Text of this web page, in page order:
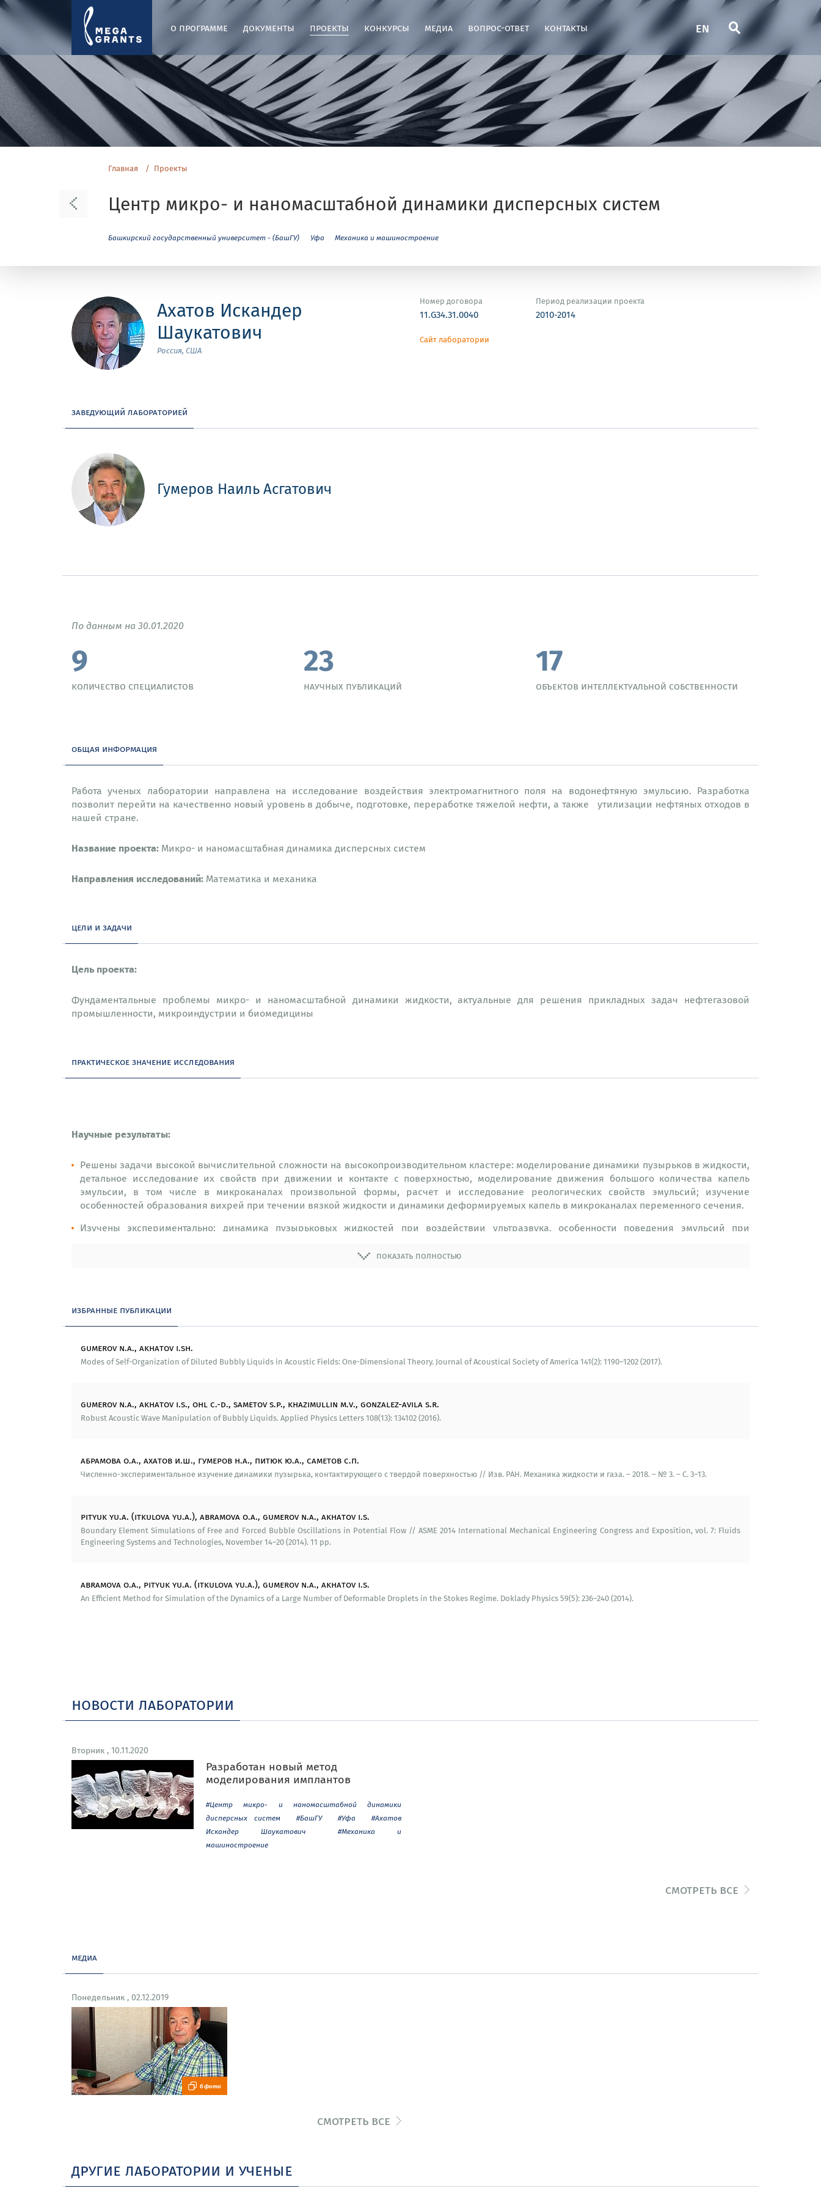
о программе документы проекты конкурсы медиа вопрос-ответ контакты EN
Главная Проекты
Центр микро- и наномасштабной динамики дисперсных систем
Башкирский государственный университет - (БашГУ) Уфа Механика и машиностроение
Ахатов Искандер
Шаукатович
Россия, США
Номер договора
11.G34.31.0040
Период реализации проекта
2010-2014
Сайт лаборатории
заведующий лабораторией
Гумеров Наиль Асгатович
По данным на 30.01.2020
9
количество специалистов
23
научных публикаций
17
объектов интеллектуальной собственности
общая информация
Работа ученых лаборатории направлена на исследование воздействия электромагнитного поля на водонефтяную эмульсию. Разработка
позволит перейти на качественно новый уровень в добыче, подготовке, переработке тяжелой нефти, а также утилизации нефтяных отходов в
нашей стране.
Название проекта: Микро- и наномасштабная динамика дисперсных систем
Направления исследований: Математика и механика
цели и задачи
Цель проекта:
Фундаментальные проблемы микро- и наномасштабной динамики жидкости, актуальные для решения прикладных задач нефтегазовой
промышленности, микроиндустрии и биомедицины
практическое значение исследования
Научные результаты:
Решены задачи высокой вычислительной сложности на высокопроизводительном кластере: моделирование динамики пузырьков в жидкости,
детальное исследование их свойств при движении и контакте с поверхностью, моделирование движения большого количества капель
эмульсии, в том числе в микроканалах произвольной формы, расчет и исследование реологических свойств эмульсий; изучение
особенностей образования вихрей при течении вязкой жидкости и динамики деформируемых капель в микроканалах переменного сечения.
Изучены экспериментально: динамика пузырьковых жидкостей при воздействии ультразвука, особенности поведения эмульсий при
нанопузырьков методами АСМ, образование пустот при изготовлении волокнистых полимерных композитов.
На базе лаборатории создан гетерогенный вычислительный кластер с 4 вычислительными узлами, каждый из которых оснащен 2
универсальными процессорами (CPU) и 4 графическими процессорами (GPU). Теоретическая пиковая производительность для чисел с
одинарной точностью составляет 26 Tflops и 11 Tflops для чисел с двойной точностью.
Защиты: 7 кандидатских диссертаций.
Проведены 2 научные школы.
линейной алгебре», «Программирование на гетерогенных CPU/GPU архитектурах. Основы технологии CUDA».
Подготовлена рабочая программа курса «Методы современного физического эксперимента. Атомно-силовая микроскопия».
Сотрудничество:
исследования.
Третий физический институт Гёттингенского университета (Германия): договор.
показать полностью
избранные публикации
gumerov n.a., akhatov i.sh.
Modes of Self-Organization of Diluted Bubbly Liquids in Acoustic Fields: One-Dimensional Theory. Journal of Acoustical Society of America 141(2): 1190–1202 (2017).
gumerov n.a., akhatov i.s., ohl c.-d., sametov s.p., khazimullin m.v., gonzalez-avila s.r.
Robust Acoustic Wave Manipulation of Bubbly Liquids. Applied Physics Letters 108(13): 134102 (2016).
абрамова о.а., ахатов и.ш., гумеров н.а., питюк ю.а., саметов с.п.
Численно-экспериментальное изучение динамики пузырька, контактирующего с твердой поверхностью // Изв. РАН. Механика жидкости и газа. – 2018. – № 3. – С. 3–13.
pityuk yu.a. (itkulova yu.a.), abramova o.a., gumerov n.a., akhatov i.s.
Boundary Element Simulations of Free and Forced Bubble Oscillations in Potential Flow // ASME 2014 International Mechanical Engineering Congress and Exposition, vol. 7: Fluids
Engineering Systems and Technologies, November 14–20 (2014). 11 pp.
abramova o.a., pityuk yu.a. (itkulova yu.a.), gumerov n.a., akhatov i.s.
An Efficient Method for Simulation of the Dynamics of a Large Number of Deformable Droplets in the Stokes Regime. Doklady Physics 59(5): 236–240 (2014).
новости лаборатории
Вторник , 10.11.2020
Разработан новый метод
моделирования имплантов
#Центр микро- и наномасштабной динамики
дисперсных систем
#БашГУ #Уфа
#Ахатов
Искандер Шаукатович
#Механика и
машиностроение
смотреть все
медиа
Понедельник , 02.12.2019
6 фото
смотреть все
другие лаборатории и ученые